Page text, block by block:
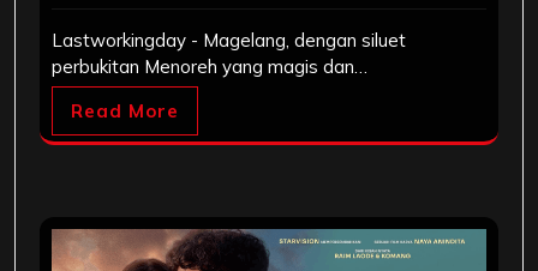
Lastworkingday - Magelang, dengan siluet
perbukitan Menoreh yang magis dan…
Read More